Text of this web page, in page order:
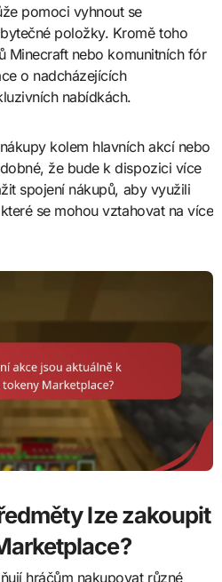
pomoci vyhnout se
položky. Kromě toho
Minecraft nebo komunitních fór
o nadcházejících
nabídkách.
kolem hlavních akcí nebo
že bude k dispozici více
spojení nákupů, aby využili
se mohou vztahovat na více
lze zakoupit
hráčům nakupovat různé